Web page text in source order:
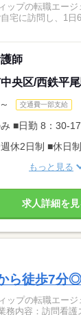
ップの転職エージ
宅に訪問し、1日
師
央区/西鉄平
交通費一部支給
■日勤 8：30-17
休2日制 ■休日制
もっと見る
求人詳細を見
ら徒歩7分
ップの転職エージ
務内容：訪問看護